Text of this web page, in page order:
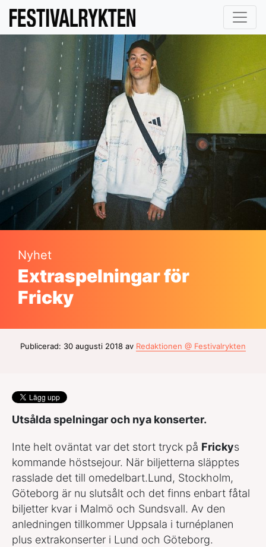
Nyhet
Extraspelningar för
Fricky
Publicerad: 30 augusti 2018 av Redaktionen @ Festivalrykten
Utsålda spelningar och nya konserter.
Inte helt oväntat var det stort tryck på Frickys
kommande höstsejour. När biljetterna släpptes
rasslade det till omedelbart.Lund, Stockholm,
Göteborg är nu slutsålt och det finns enbart fåtal
biljetter kvar i Malmö och Sundsvall. Av den
anledningen tillkommer Uppsala i turnéplanen
plus extrakonserter i Lund och Göteborg.